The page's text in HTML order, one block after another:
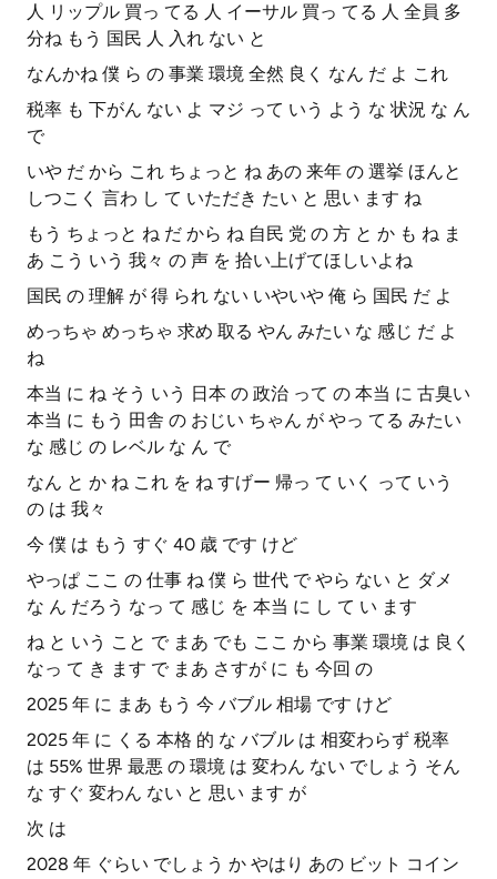
人 リップル 買っ てる 人 イーサル 買っ てる 人 全員 多
分ね もう 国民 人 入れ ない と
なんかね 僕 ら の 事業 環境 全然 良く なん だ よ これ
税率 も 下がん ない よ マジ って いう よう な 状況 な ん
で
いや だ から これ ちょっと ね あの 来年 の 選挙 ほんと
しつこく 言わ し て いただき たい と 思い ます ね
もう ちょっと ね だ から ね 自民 党 の 方 と か も ね ま
あ こう いう 我々 の 声 を 拾い上げてほしいよね
国民 の 理解 が 得 られ ない いやいや 俺 ら 国民 だ よ
めっちゃ めっちゃ 求め 取る やん みたい な 感じ だ よ
ね
本当 に ね そう いう 日本 の 政治 って の 本当 に 古臭い
本当 に もう 田舎 の おじい ちゃん が やっ てる みたい
な 感じ の レベル な ん で
なん と か ね これ を ね すげー 帰っ て いく って いう
の は 我々
今 僕 は もう すぐ 40 歳 です けど
やっぱ ここ の 仕事 ね 僕 ら 世代 で やら ない と ダメ
な ん だろう なっ て 感じ を 本当 に し て い ます
ね と いう こと で まあ でも ここ から 事業 環境 は 良く
なっ て き ます で まあ さすが に も 今回 の
2025 年 に まあ もう 今 バブル 相場 です けど
2025 年 に くる 本格 的 な バブル は 相変わらず 税率
は 55% 世界 最悪 の 環境 は 変わん ない でしょう そん
な すぐ 変わん ない と 思い ます が
次 は
2028 年 ぐらい でしょう か やはり あの ビット コイン